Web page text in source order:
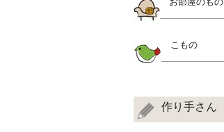
こもの
作り手さん